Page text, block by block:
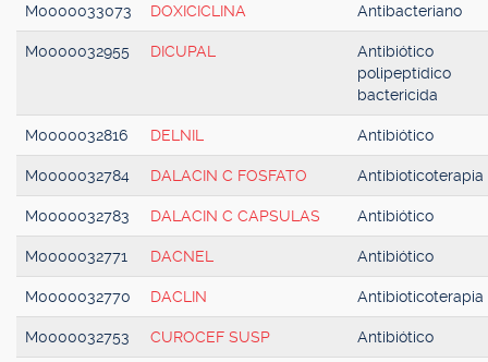
M0000033073 DOXICICLINA Antibacteriano
M0000032955 DICUPAL
Antibiótico
polipeptídico
bactericida
M0000032816 DELNIL Antibiótico
M0000032784 DALACIN C FOSFATO Antibioticoterapia
M0000032783 DALACIN C CAPSULAS Antibiótico
M0000032771 DACNEL Antibiótico
M0000032770 DACLIN Antibioticoterapia
M0000032753 CUROCEF SUSP Antibiótico